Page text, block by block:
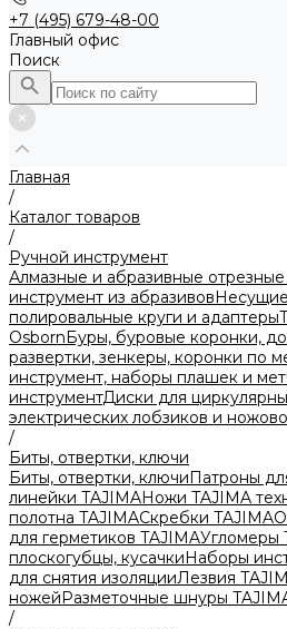
+7 (495) 679-48-00
Главный офис
Поиск
Главная
/
Каталог товаров
/
Ручной инструмент
Алмазные и абразивные
инструмент из абразивов
полировальные круги и адаптеры
OsbornБуры, буровые коронки,
развертки, зенкеры, коронки по
инструмент, наборы плашек и
инструментДиски для
электрических лобзиков и
/
Биты, отвертки, ключи
Биты, отвертки, ключиПатроны
линейки TAJIMAНожи TAJIMA
полотна TAJIMAСкребки TAJIMA
для герметиков TAJIMAУгломеры
плоскогубцы, кусачкиНаборы
для снятия изоляцииЛезвия
ножейРазметочные шнуры
/